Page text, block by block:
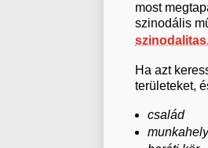
most
szinodális
Ha azt
területeket,
család
munkahely